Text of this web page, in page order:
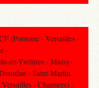
(Pontoise - Versailles -
-
en-Yvelines - Massy-
- Saint-Martin
- Chantiers) :